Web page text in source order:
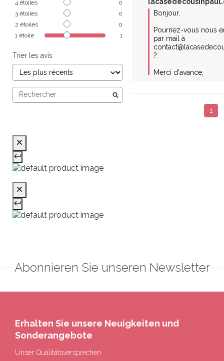
4 étoiles
0
3 étoiles
0
2 étoiles
0
1 étoile 1
Trier les avis
Bonjour,
Pourriez-vous nous
par mail à
?
Merci d'avance,
1
Abonnieren Sie unseren Newsletter
Erhalten Sie unsere Neuigkeiten und
Sonderangebote
Unser Qualitätsversprechen